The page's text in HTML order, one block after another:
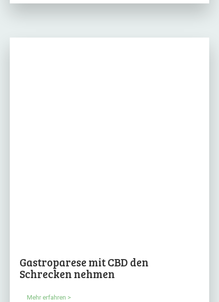
Gastroparese mit CBD den
Schrecken nehmen
Mehr erfahren >